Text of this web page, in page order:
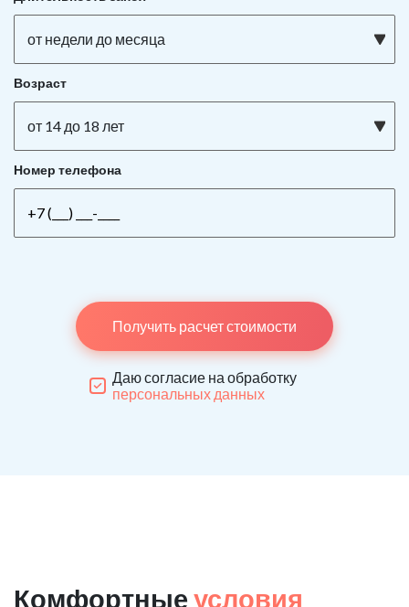
от недели до месяца
Возраст
от 14 до 18 лет
Номер телефона
Получить расчет стоимости
Даю согласие на обработку
персональных данных
Комфортные условия